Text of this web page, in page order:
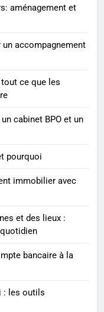
année
: guide et
essentielles
durable
de l’oreille :
aménagement et
accompagnement
ce que les
cabinet BPO et un
pourquoi
immobilier avec
et des lieux :
bancaire à la
: les outils